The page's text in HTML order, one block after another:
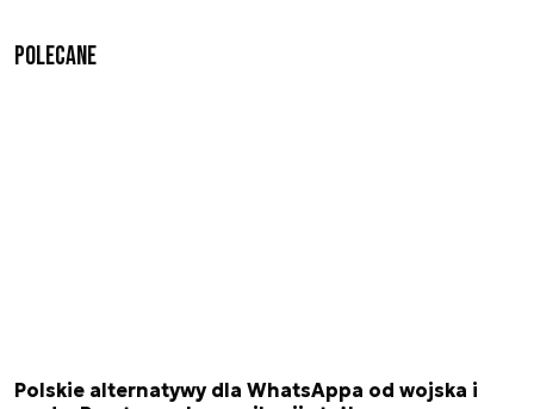
Polecane
Polskie alternatywy dla WhatsAppa od wojska i